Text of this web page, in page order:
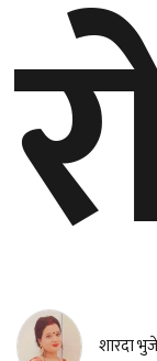
यूरोप
बेलायत
जापान
अन्य
शारदा